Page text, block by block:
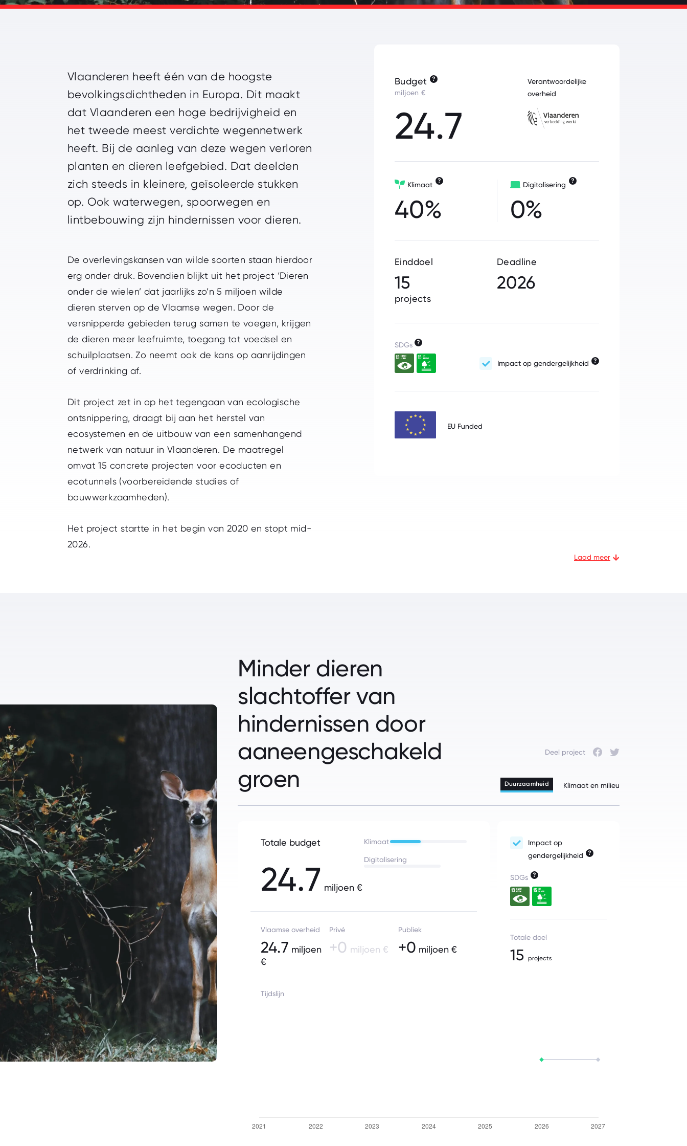
Vlaanderen heeft één van de hoogste
bevolkingsdichtheden in Europa. Dit maakt
dat Vlaanderen een hoge bedrijvigheid en
het tweede meest verdichte wegennetwerk
heeft. Bij de aanleg van deze wegen verloren
planten en dieren leefgebied. Dat deelden
zich steeds in kleinere, geïsoleerde stukken
op. Ook waterwegen, spoorwegen en
lintbebouwing zijn hindernissen voor dieren.
De overlevingskansen van wilde soorten staan hierdoor
erg onder druk. Bovendien blijkt uit het project ‘Dieren
onder de wielen’ dat jaarlijks zo’n 5 miljoen wilde
dieren sterven op de Vlaamse wegen. Door de
versnipperde gebieden terug samen te voegen, krijgen
de dieren meer leefruimte, toegang tot voedsel en
schuilplaatsen. Zo neemt ook de kans op aanrijdingen
of verdrinking af.
Dit project zet in op het tegengaan van ecologische
ontsnippering, draagt bij aan het herstel van
ecosystemen en de uitbouw van een samenhangend
netwerk van natuur in Vlaanderen. De maatregel
omvat 15 concrete projecten voor ecoducten en
ecotunnels (voorbereidende studies of
bouwwerkzaamheden).
Het project startte in het begin van 2020 en stopt mid-
2026.
Budget ?
miljoen €
24.7
Verantwoordelijke
overheid
Klimaat ?
40%
Digitalisering ?
0%
Einddoel
15
projects
Deadline
2026
SDGs ?
Impact op gendergelijkheid ?
EU Funded
Laad meer
Minder dieren
slachtoffer van
hindernissen door
aaneengeschakeld
groen
Deel project Facebook
Twitter
Duurzaamheid Klimaat en milieu
Totale budget
24.7 miljoen €
Klimaat
Digitalisering
Vlaamse overheid
24.7 miljoen
€
Privé
+0 miljoen €
Publiek
+0 miljoen €
Impact op
gendergelijkheid
?
SDGs ?
Totale doel
15 projects
Tijdslijn